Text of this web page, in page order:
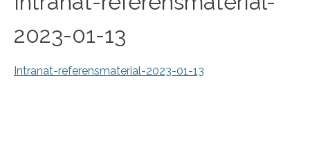
2023-01-13
Intranat-referensmaterial-2023-01-13